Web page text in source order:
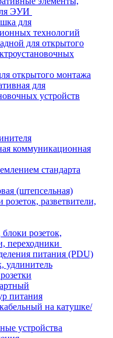
ЭУИ
для
технологий
для открытого
открытого монтажа
для
устройств
коммуникационная
стандарта
(штепсельная)
разветвители,
розеток,
переходники
питания (PDU)
удлинитель
питания
на катушке/
устройства